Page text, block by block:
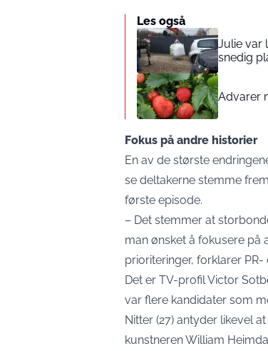
Les også
Julie var
snedig
Advarer
Fokus på andre historier
En av de største
se deltakerne stemme
første episode.
– Det stemmer at
man ønsket å fokusere på
prioriteringer, forklarer
Det er TV-profil Victor
var flere kandidater som
Nitter (27) antyder likevel
kunstneren William